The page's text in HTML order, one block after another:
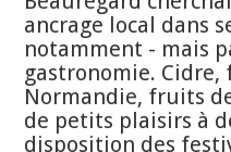
ancrage local dans
notamment - mais
gastronomie. Cidre,
Normandie, fruits
de petits plaisirs à
disposition des